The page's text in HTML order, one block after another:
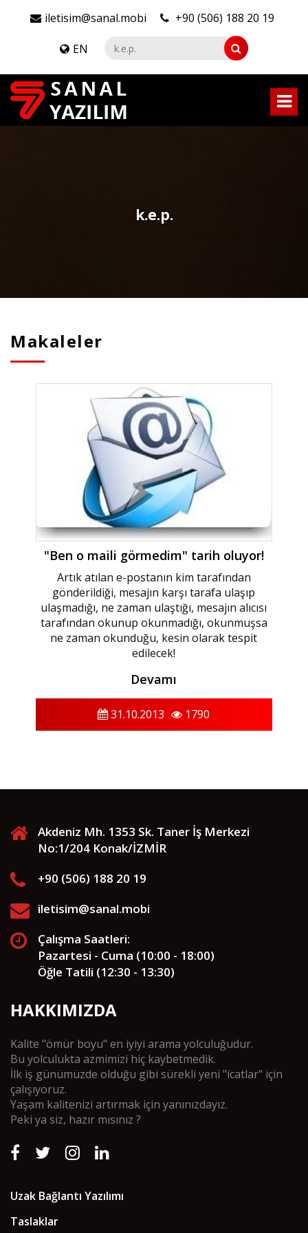
iletisim@sanal.mobi +90 (506) 188 20 19
EN
k.e.p.
Makaleler
"Ben o maili görmedim" tarih oluyor!
Artık atılan e-postanın kim tarafından
gönderildiği, mesajın karşı tarafa ulaşıp
ulaşmadığı, ne zaman ulaştığı, mesajın alıcısı
tarafından okunup okunmadığı, okunmuşsa
ne zaman okunduğu, kesin olarak tespit
edilecek!
Devamı
31.10.2013 1790
Akdeniz Mh. 1353 Sk. Taner İş Merkezi
No:1/204 Konak/İZMİR
+90 (506) 188 20 19
iletisim@sanal.mobi
Çalışma Saatleri:
Pazartesi - Cuma (10:00 - 18:00)
Öğle Tatili (12:30 - 13:30)
HAKKIMIZDA
Kalite "ömür boyu" en iyiyi arama yolculuğudur.
Bu yolculukta azmimizi hiç kaybetmedik.
İlk iş günümüzde olduğu gibi sürekli yeni "icatlar" için
çalışıyoruz.
Yaşam kalitenizi artırmak için yanınızdayız.
Peki ya siz, hazır mısınız ?
Uzak Bağlantı Yazılımı
Taslaklar